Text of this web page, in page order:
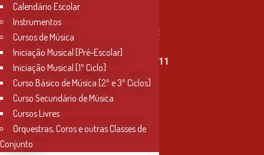
2000-080 Santarém
info@conservatoriosantarem.pt
T. (+351) 915 335 478 / 913 890 411
Horário Secretaria
2ª, 3ª, 5ª e 6ª feira
4ª feira
Calendário Escolar
Instrumentos
Cursos de Música
Iniciação Musical [Pré-Escolar]
Iniciação Musical [1º Ciclo]
Curso Básico de Música [2º e 3º Ciclos]
Curso Secundário de Música
Cursos Livres
Orquestras, Coros e outras Classes de
Conjunto